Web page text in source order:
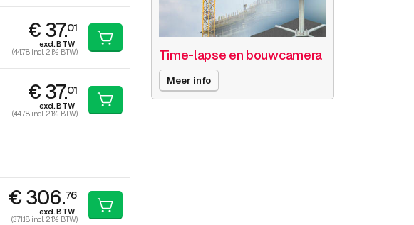
€ 37.01
excl. BTW
(44.78 incl. 21% BTW)
€ 37.01
excl. BTW
(44.78 incl. 21% BTW)
€ 306.76
excl. BTW
(371.18 incl. 21% BTW)
Time-lapse en bouwcamera
Meer info